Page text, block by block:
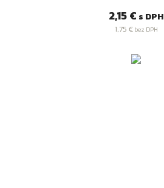
Cena
2,15 € s DPH
1,75 €bez DPH